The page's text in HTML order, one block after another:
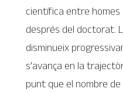
científica entre homes
després del doctorat.
disminueix
s’avança en la
punt que el nombre